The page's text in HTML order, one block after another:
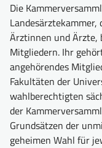
Die
Landesärztekammer,
Ärztinnen und Ärzte,
Mitgliedern. Ihr
angehörendes
Fakultäten der
wahlberechtigten
der
Grundsätzen der
geheimen Wahl für